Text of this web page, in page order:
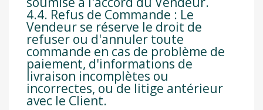
4.4. Refus de Commande : Le
Vendeur se réserve le droit de
refuser ou d'annuler toute
commande en cas de problème de
paiement, d'informations de
livraison incomplètes ou
incorrectes, ou de litige antérieur
avec le Client.